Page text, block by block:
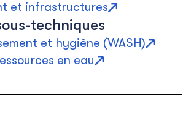
et infrastructures
techniques
et hygiène (WASH)
en eau